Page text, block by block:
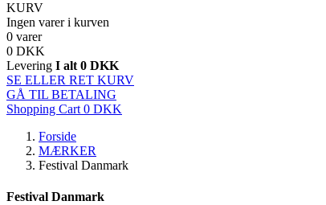
KURV
Ingen varer i kurven
0 varer
0 DKK
Levering I alt 0 DKK
SE ELLER RET KURV
GÅ TIL BETALING
Shopping Cart 0 DKK
Forside
MÆRKER
Festival Danmark
Festival Danmark